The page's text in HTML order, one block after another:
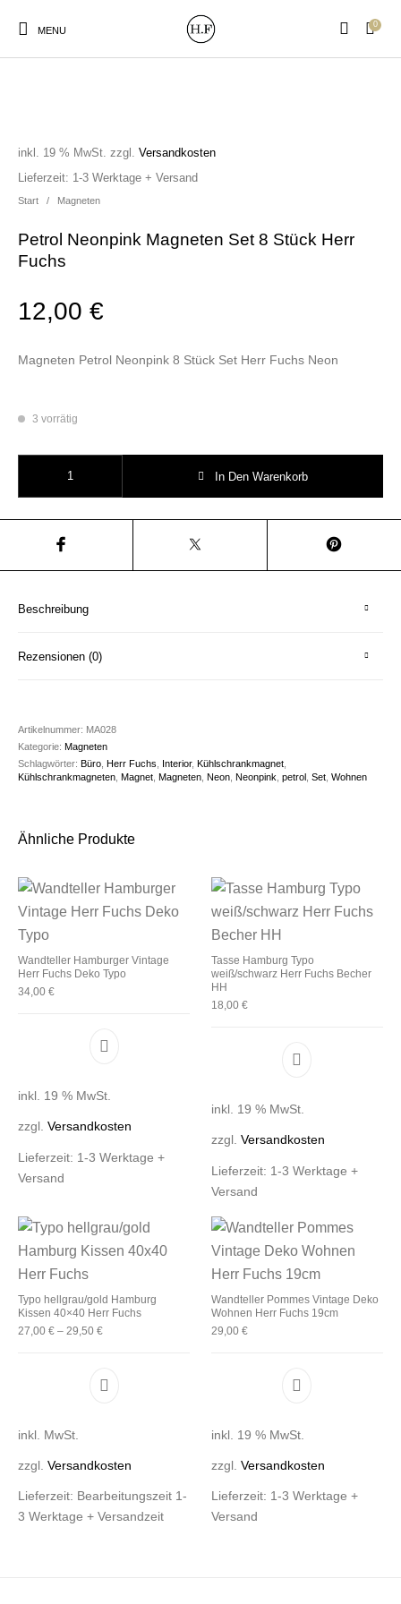
MENU
0
New Products On Sale!
Gutscheine Kissen Magneten
Mützen / Beanies und
Print:
Start / Magneten
Petrol Neonpink Magneten Set 8 Stück Herr
Fuchs
12,00€
inkl. 19 % MwSt. zzgl.Versandkosten
Magneten Petrol Neonpink 8 Stück Set Herr Fuchs Neon
Lieferzeit: 1-3 Werktage + Versand
3 vorrätig
In Den Warenkorb
Beschreibung
Rezensionen (0)
Artikelnummer: MA028
Kategorie:Magneten
Schlagwörter:Büro ,Herr Fuchs Interior,Kühlschrankmagnet
Kühlschrankmagneten ,Magnet ,Magneten ,Neon ,Neonpink ,petrol ,Set ,Wohnen
Ähnliche Produkte
Wandteller Hamburger Vintage
Herr Fuchs Deko Typo
34,00€
inkl. 19 % MwSt.
zzgl.Versandkosten
Lieferzeit: 1-3 Werktage +
Versand
Tasse Hamburg Typo
weiß/schwarz Herr Fuchs Becher
HH
18,00 €
inkl. 19 % MwSt.
zzgl. Versandkosten
Lieferzeit: 1-3 Werktage +
Versand
Typo hellgrau/gold Hamburg
Kissen 40×40 Herr Fuchs
27,00€ – 29,50€
Dieses Produkt weist mehrere Varianten auf.
inkl. MwSt.
zzgl.Versandkosten
Lieferzeit: Bearbeitungszeit 1-
3 Werktage + Versandzeit
Wandteller Pommes Vintage Deko
Wohnen Herr Fuchs 19cm
29,00 €
inkl. 19 % MwSt.
zzgl. Versandkosten
Lieferzeit: 1-3 Werktage +
Versand